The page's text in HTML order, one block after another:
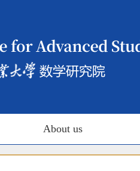
About us